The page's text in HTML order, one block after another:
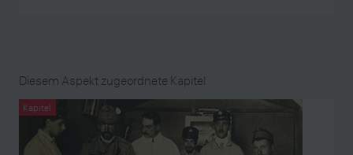
Diesem Aspekt zugeordnete Kapitel
Kapitel